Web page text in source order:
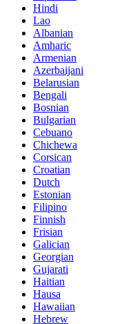
Hindi
Lao
Albanian
Amharic
Armenian
Azerbaijani
Belarusian
Bengali
Bosnian
Bulgarian
Cebuano
Chichewa
Corsican
Croatian
Dutch
Estonian
Filipino
Finnish
Frisian
Galician
Georgian
Gujarati
Haitian
Hausa
Hawaiian
Hebrew